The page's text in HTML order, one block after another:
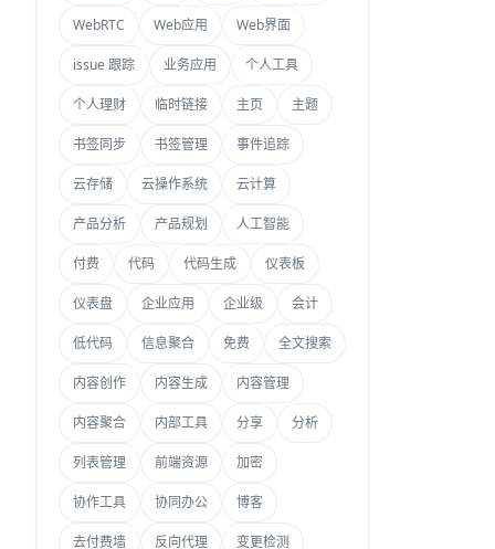
WebRTC Web应用 Web界面
issue 跟踪 业务应用 个人工具
个人理财 临时链接 主页 主题
书签同步 书签管理 事件追踪
云存储 云操作系统 云计算
产品分析 产品规划 人工智能
付费 代码 代码生成 仪表板
仪表盘 企业应用 企业级 会计
低代码 信息聚合 免费 全文搜索
内容创作 内容生成 内容管理
内容聚合 内部工具 分享 分析
列表管理 前端资源 加密
协作工具 协同办公 博客
去付费墙 反向代理 变更检测